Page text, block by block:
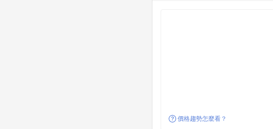
價格趨勢怎麼看？